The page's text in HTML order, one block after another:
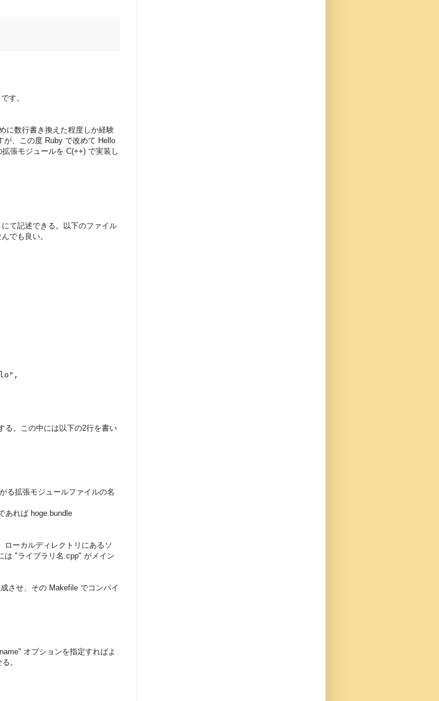
す。
に数行書き換えた程度しか経験
が、この度 Ruby で改めて Hello
張モジュールを C(++) で実装し
て記述できる。以下のファイル
でも良い。
る。この中には以下の2行を書い
る拡張モジュールファイルの名
あれば hoge.bundle
ローカルディレクトリにあるソ
は "ライブラリ名.cpp" がメイン
させ、その Makefile でコンパイ
オプションを指定すればよ
。